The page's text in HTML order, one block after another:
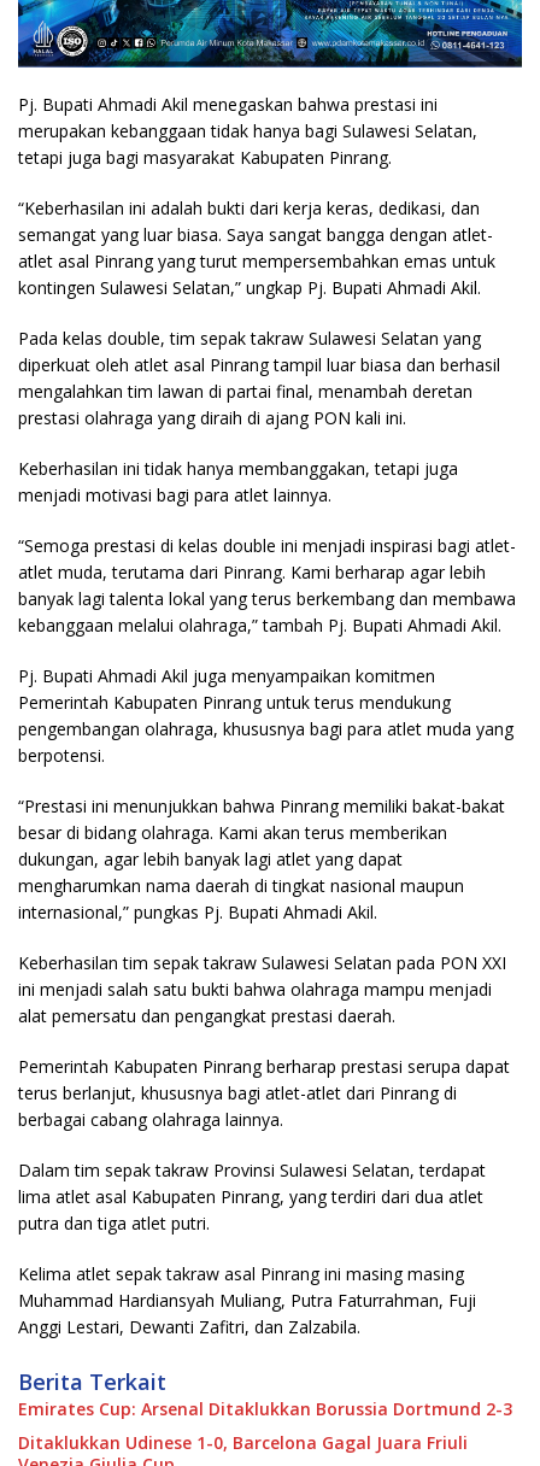
Pj. Bupati Ahmadi Akil menegaskan bahwa prestasi ini
merupakan kebanggaan tidak hanya bagi Sulawesi Selatan,
tetapi juga bagi masyarakat Kabupaten Pinrang.
“Keberhasilan ini adalah bukti dari kerja keras, dedikasi, dan
semangat yang luar biasa. Saya sangat bangga dengan atlet-
atlet asal Pinrang yang turut mempersembahkan emas untuk
kontingen Sulawesi Selatan,” ungkap Pj. Bupati Ahmadi Akil.
Pada kelas double, tim sepak takraw Sulawesi Selatan yang
diperkuat oleh atlet asal Pinrang tampil luar biasa dan berhasil
mengalahkan tim lawan di partai final, menambah deretan
prestasi olahraga yang diraih di ajang PON kali ini.
Keberhasilan ini tidak hanya membanggakan, tetapi juga
menjadi motivasi bagi para atlet lainnya.
“Semoga prestasi di kelas double ini menjadi inspirasi bagi atlet-
atlet muda, terutama dari Pinrang. Kami berharap agar lebih
banyak lagi talenta lokal yang terus berkembang dan membawa
kebanggaan melalui olahraga,” tambah Pj. Bupati Ahmadi Akil.
Pj. Bupati Ahmadi Akil juga menyampaikan komitmen
Pemerintah Kabupaten Pinrang untuk terus mendukung
pengembangan olahraga, khususnya bagi para atlet muda yang
berpotensi.
“Prestasi ini menunjukkan bahwa Pinrang memiliki bakat-bakat
besar di bidang olahraga. Kami akan terus memberikan
dukungan, agar lebih banyak lagi atlet yang dapat
mengharumkan nama daerah di tingkat nasional maupun
internasional,” pungkas Pj. Bupati Ahmadi Akil.
Keberhasilan tim sepak takraw Sulawesi Selatan pada PON XXI
ini menjadi salah satu bukti bahwa olahraga mampu menjadi
alat pemersatu dan pengangkat prestasi daerah.
Pemerintah Kabupaten Pinrang berharap prestasi serupa dapat
terus berlanjut, khususnya bagi atlet-atlet dari Pinrang di
berbagai cabang olahraga lainnya.
Dalam tim sepak takraw Provinsi Sulawesi Selatan, terdapat
lima atlet asal Kabupaten Pinrang, yang terdiri dari dua atlet
putra dan tiga atlet putri.
Kelima atlet sepak takraw asal Pinrang ini masing masing
Muhammad Hardiansyah Muliang, Putra Faturrahman, Fuji
Anggi Lestari, Dewanti Zafitri, dan Zalzabila.
Berita Terkait
Emirates Cup: Arsenal Ditaklukkan Borussia Dortmund 2-3
Ditaklukkan Udinese 1-0, Barcelona Gagal Juara Friuli